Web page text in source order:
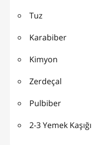
Tuz
Karabiber
Kimyon
Zerdeçal
Pulbiber
2-3 Yemek